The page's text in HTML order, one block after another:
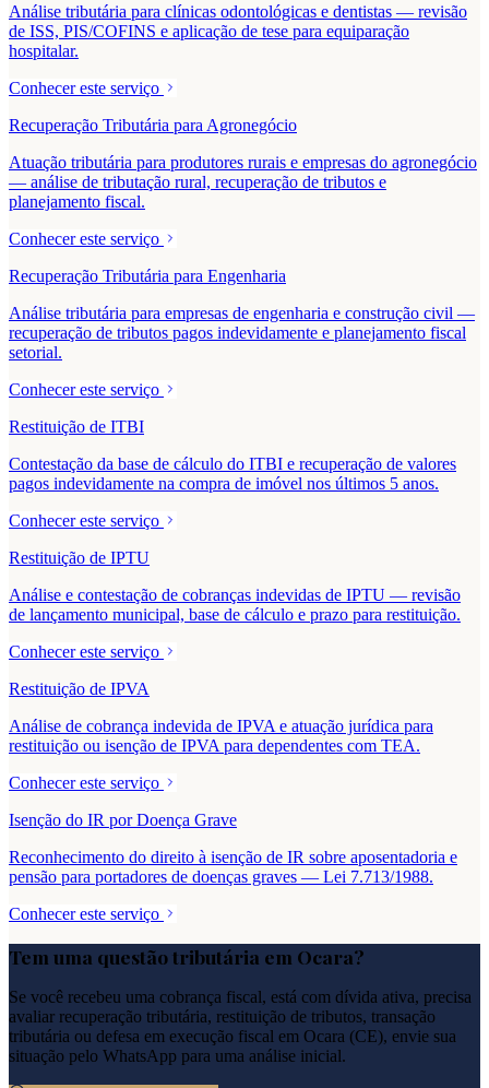
Análise tributária para clínicas odontológicas e dentistas — revisão
de ISS, PIS/COFINS e aplicação de tese para equiparação
hospitalar.
Conhecer este serviço
Recuperação Tributária para Agronegócio
Atuação tributária para produtores rurais e empresas do agronegócio
— análise de tributação rural, recuperação de tributos e
planejamento fiscal.
Conhecer este serviço
Recuperação Tributária para Engenharia
Análise tributária para empresas de engenharia e construção civil —
recuperação de tributos pagos indevidamente e planejamento fiscal
setorial.
Conhecer este serviço
Restituição de ITBI
Contestação da base de cálculo do ITBI e recuperação de valores
pagos indevidamente na compra de imóvel nos últimos 5 anos.
Conhecer este serviço
Restituição de IPTU
Análise e contestação de cobranças indevidas de IPTU — revisão
de lançamento municipal, base de cálculo e prazo para restituição.
Conhecer este serviço
Restituição de IPVA
Análise de cobrança indevida de IPVA e atuação jurídica para
restituição ou isenção de IPVA para dependentes com TEA.
Conhecer este serviço
Isenção do IR por Doença Grave
Reconhecimento do direito à isenção de IR sobre aposentadoria e
pensão para portadores de doenças graves — Lei 7.713/1988.
Conhecer este serviço
Tem uma questão tributária em Ocara?
Se você recebeu uma cobrança fiscal, está com dívida ativa, precisa
avaliar recuperação tributária, restituição de tributos, transação
tributária ou defesa em execução fiscal em Ocara (CE), envie sua
situação pelo WhatsApp para uma análise inicial.